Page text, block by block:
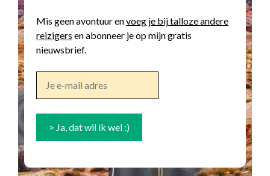
Mis geen avontuur envoeg je bij talloze andere
reizigers en abonneer je op mijn gratis
nieuwsbrief.